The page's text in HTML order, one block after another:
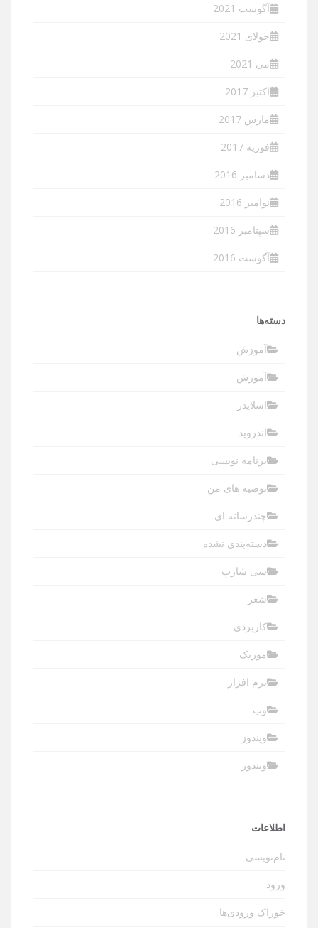
آگوست 2021
جولای 2021
می 2021
اکتبر 2017
مارس 2017
فوریه 2017
دسامبر 2016
نوامبر 2016
سپتامبر 2016
آگوست 2016
دسته‌ها
آموزش
آموزش
اسلایدر
اندروید
برنامه نویسی
توصیه های من
چندرسانه ای
دسته‌بندی نشده
سی شارپ
شعر
کاربردی
موزیک
نرم افزار
وب
ویندوز
ویندوز
اطلاعات
نام‌نویسی
ورود
خوراک ورودی‌ها